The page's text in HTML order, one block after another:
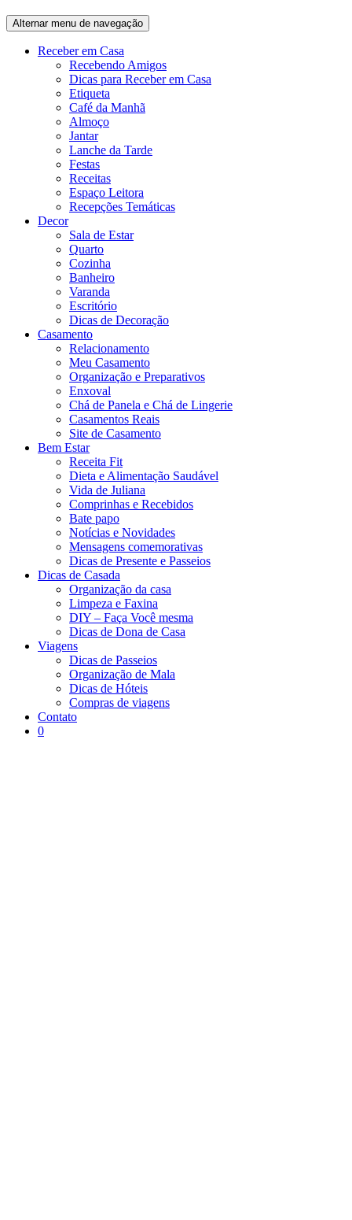
Alternar menu de navegação
Receber em Casa
Recebendo Amigos
Dicas para Receber em Casa
Etiqueta
Café da Manhã
Almoço
Jantar
Lanche da Tarde
Festas
Receitas
Espaço Leitora
Recepções Temáticas
Decor
Sala de Estar
Quarto
Cozinha
Banheiro
Varanda
Escritório
Dicas de Decoração
Casamento
Relacionamento
Meu Casamento
Organização e Preparativos
Enxoval
Chá de Panela e Chá de Lingerie
Casamentos Reais
Site de Casamento
Bem Estar
Receita Fit
Dieta e Alimentação Saudável
Vida de Juliana
Comprinhas e Recebidos
Bate papo
Notícias e Novidades
Mensagens comemorativas
Dicas de Presente e Passeios
Dicas de Casada
Organização da casa
Limpeza e Faxina
DIY – Faça Você mesma
Dicas de Dona de Casa
Viagens
Dicas de Passeios
Organização de Mala
Dicas de Hóteis
Compras de viagens
Contato
0